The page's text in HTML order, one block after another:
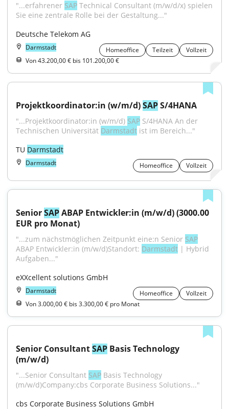
"...erfahrener SAP Technical Consultant (m/w/d/x) spielen
Sie eine zentrale Rolle bei der Gestaltung..."
Deutsche Telekom AG
Darmstadt Homeoffice Teilzeit
Vollzeit
Von 43.200,00 € bis 101.200,00 €
Projektkoordinator:in (w/m/d) SAP S/4HANA
"...Projektkoordinator:in (w/m/d) SAP S/4HANA An der
Technischen Universität Darmstadt ist im Bereich..."
TU Darmstadt
Darmstadt Homeoffice Vollzeit
Senior SAP ABAP Entwickler:in (m/w/d) (3000.00
EUR pro Monat)
"...zum nächstmöglichen Zeitpunkt eine:n Senior SAP
ABAP Entwickler:in (m/w/d)Standort: Darmstadt | Hybrid
Aufgaben..."
eXXcellent solutions GmbH
Darmstadt Homeoffice
Vollzeit
Von 3.000,00 € bis 3.300,00 € pro Monat
Senior Consultant SAP Basis Technology
(m/w/d)
"...Senior Consultant SAP Basis Technology
(m/w/d)Company:cbs Corporate Business Solutions..."
cbs Corporate Business Solutions GmbH